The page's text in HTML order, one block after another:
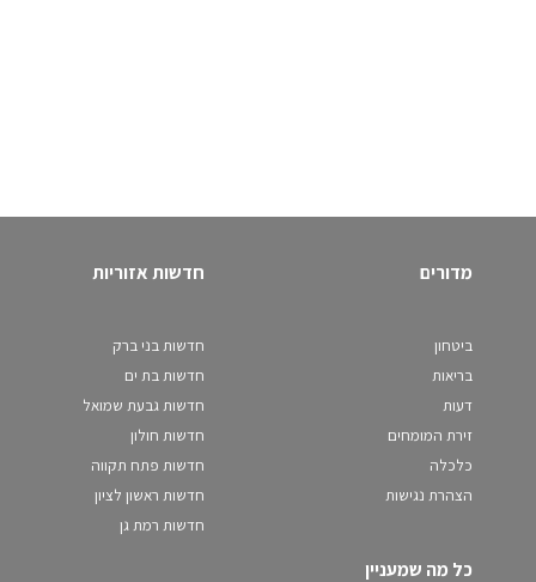
מדורים
ביטחון
בריאות
דעות
זירת המומחים
כלכלה
הצהרת נגישות
חדשות אזוריות
חדשות בני ברק
חדשות בת ים
חדשות גבעת שמואל
חדשות חולון
חדשות פתח תקווה
חדשות ראשון לציון
חדשות רמת גן
כל מה שמעניין